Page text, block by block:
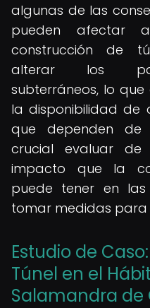
algunas de las
pueden afectar
construcción de
alterar los
subterráneos, lo
la disponibilidad de
que dependen de
crucial evaluar de
impacto que la
puede tener en las
tomar medidas para
Estudio de
Túnel en el
Salamandra de